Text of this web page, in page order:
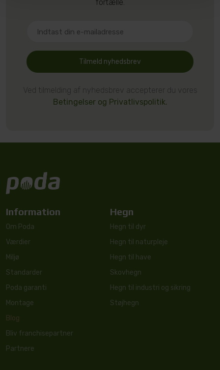
fortælle.
Tilmeld nyhedsbrev
Ved tilmelding af nyhedsbrev accepterer du vores
Betingelser og Privatlivspolitik.
Information
Om Poda
Værdier
Miljø
Standarder
Poda garanti
Montage
Blog
Bliv franchisepartner
Partnere
Hegn
Hegn til dyr
Hegn til naturpleje
Hegn til have
Skovhegn
Hegn til industri og sikring
Støjhegn